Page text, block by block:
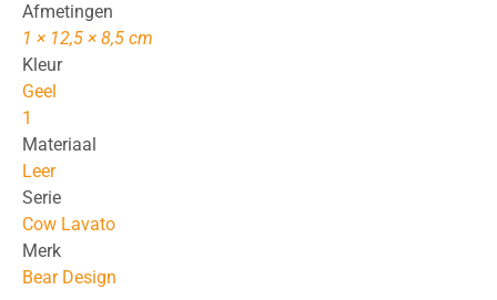
Afmetingen
1 × 12,5 × 8,5 cm
Kleur
Geel
1
Materiaal
Leer
Serie
Cow Lavato
Merk
Bear Design